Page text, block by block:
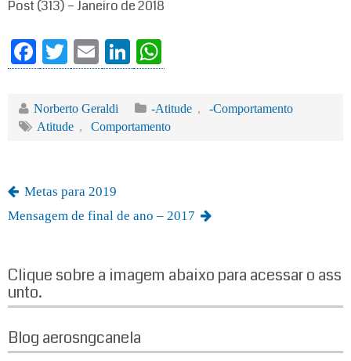
Post (313) – Janeiro de 2018
Fa
ce
bo
ok
T
wi
tte
r
E
m
ail
Li
nk
ed
In
ha
ts
A
Norberto Geraldi -Atitude ,
-Comportamento
Atitude , Comportamento
Metas para 2019
Mensagem de final de ano – 2017
Clique sobre a imagem abaixo para acessar o ass
unto.
Blog aerosngcanela